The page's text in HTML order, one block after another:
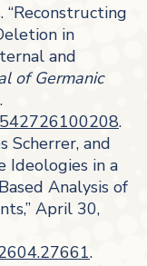
“Reconstructing
in
and
of Germanic
.
Scherrer, and
Ideologies in a
Analysis of
April 30,
.